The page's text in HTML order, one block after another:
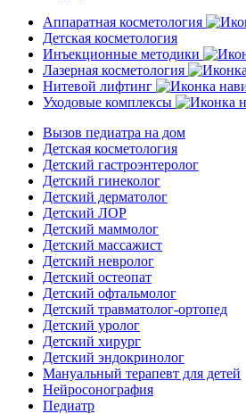
Аппаратная косметология
Детская косметология
Инъекционные методики
Лазерная косметология
Нитевой лифтинг
Уходовые комплексы
Вызов педиатра на дом
Детская косметология
Детский гастроэнтеролог
Детский гинеколог
Детский дерматолог
Детский ЛОР
Детский маммолог
Детский массажист
Детский невролог
Детский остеопат
Детский офтальмолог
Детский травматолог-ортопед
Детский уролог
Детский хирург
Детский эндокринолог
Мануальный терапевт для детей
Нейросонография
Педиатр